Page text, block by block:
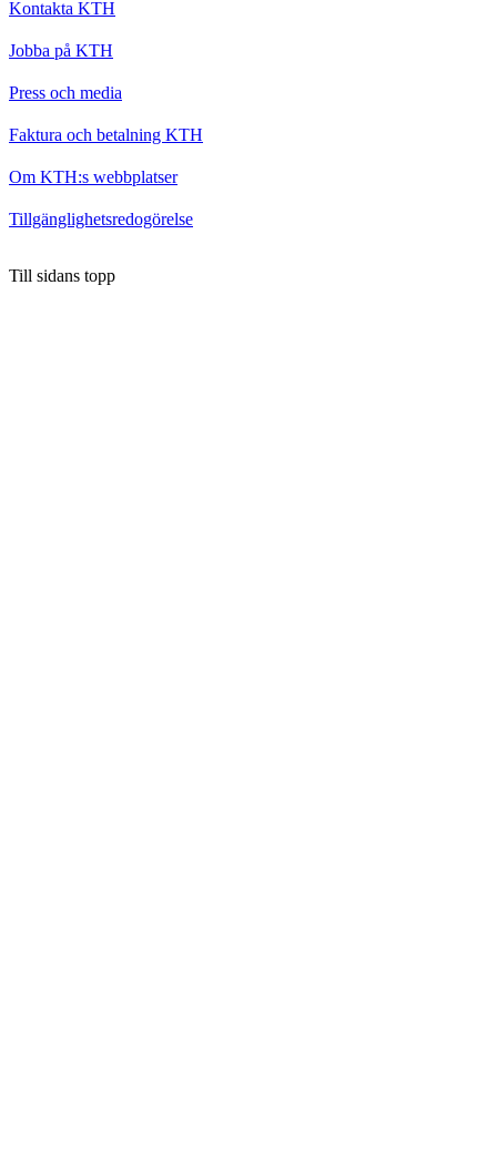
Kontakta KTH
Jobba på KTH
Press och media
Faktura och betalning KTH
Om KTH:s webbplatser
Tillgänglighetsredogörelse
Till sidans topp